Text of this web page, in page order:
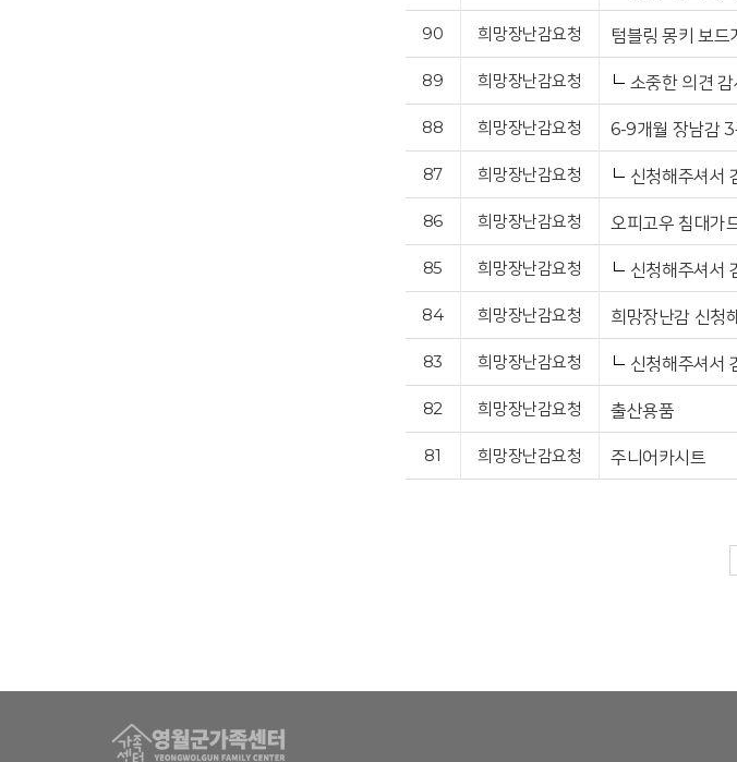
90 희망장난감요청 텀블링 몽키 보드
89 희망장난감요청 소중한 의견
88 희망장난감요청
87 희망장난감요청 신청해주셔서
86 희망장난감요청 오피고우 침대가
85 희망장난감요청 신청해주셔서
84 희망장난감요청 희망장난감 신청
83 희망장난감요청 신청해주셔서
82 희망장난감요청 출산용품
81 희망장난감요청 주니어카시트